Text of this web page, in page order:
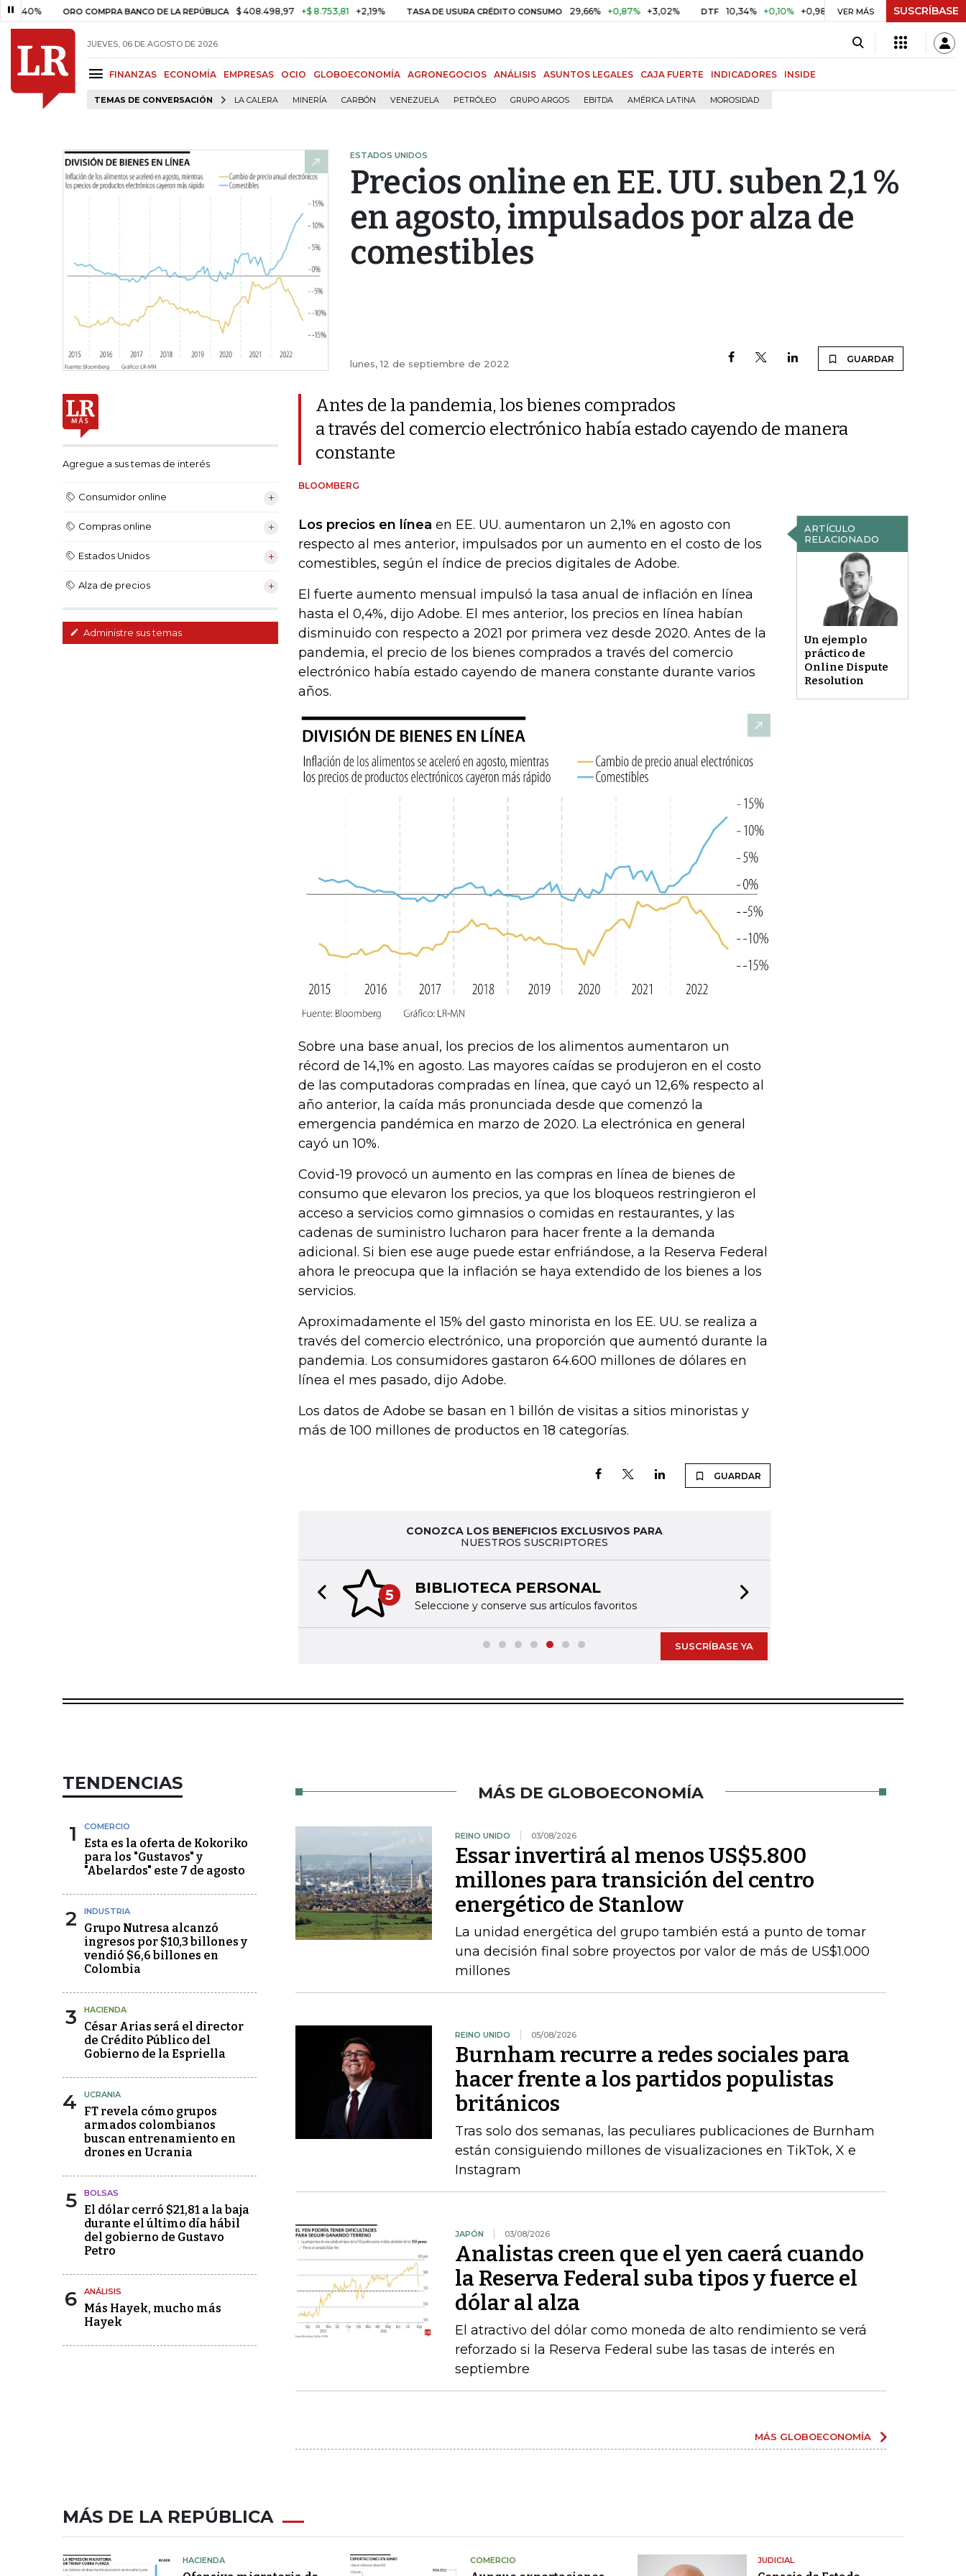
ORO COMPRA BANCO DE LA REPÚBLICA $ 408.498,97 +$ 8.753,81 +2,19% TASA DE USURA CRÉDITO CONSUMO 29,66% +0,87% +3,02% DTF 10,34% +0,10% +0,98% UVR $ 416,86 +$ 0,05 +0,01%
VER MÁS SUSCRÍBASE
JUEVES, 06 DE AGOSTO DE 2026
FINANZAS ECONOMÍA EMPRESAS OCIO GLOBOECONOMÍA AGRONEGOCIOS ANÁLISIS ASUNTOS LEGALES CAJA FUERTE INDICADORES INSIDE
TEMAS DE CONVERSACIÓN LA CALERA MINERÍA CARBÓN VENEZUELA PETRÓLEO GRUPO ARGOS EBITDA AMÉRICA LATINA MOROSIDAD
ESTADOS UNIDOS
Precios online en EE. UU. suben 2,1 %
en agosto, impulsados ​​por alza de
comestibles
lunes, 12 de septiembre de 2022 GUARDAR
Agregue a sus temas de interés
Consumidor online
Compras online
Estados Unidos
Alza de precios
Administre sus temas
Antes de la pandemia, los bienes comprados
a través del comercio electrónico había estado cayendo de manera
constante
BLOOMBERG
ARTÍCULO
RELACIONADO
Un ejemplo
práctico de
Online Dispute
Resolution
Los precios en línea en EE. UU. aumentaron un 2,1% en agosto con
respecto al mes anterior, impulsados ​​por un aumento en el costo de los
comestibles, según el índice de precios digitales de Adobe.
El fuerte aumento mensual impulsó la tasa anual de inflación en línea
hasta el 0,4%, dijo Adobe. El mes anterior, los precios en línea habían
disminuido con respecto a 2021 por primera vez desde 2020. Antes de la
pandemia, el precio de los bienes comprados a través del comercio
electrónico había estado cayendo de manera constante durante varios
años.
Sobre una base anual, los precios de los alimentos aumentaron un
récord de 14,1% en agosto. Las mayores caídas se produjeron en el costo
de las computadoras compradas en línea, que cayó un 12,6% respecto al
año anterior, la caída más pronunciada desde que comenzó la
emergencia pandémica en marzo de 2020. La electrónica en general
cayó un 10%.
Covid-19 provocó un aumento en las compras en línea de bienes de
consumo que elevaron los precios, ya que los bloqueos restringieron el
acceso a servicios como gimnasios o comidas en restaurantes, y las
cadenas de suministro lucharon para hacer frente a la demanda
adicional. Si bien ese auge puede estar enfriándose, a la Reserva Federal
ahora le preocupa que la inflación se haya extendido de los bienes a los
servicios.
Aproximadamente el 15% del gasto minorista en los EE. UU. se realiza a
través del comercio electrónico, una proporción que aumentó durante la
pandemia. Los consumidores gastaron 64.600 millones de dólares en
línea el mes pasado, dijo Adobe.
Los datos de Adobe se basan en 1 billón de visitas a sitios minoristas y
más de 100 millones de productos en 18 categorías.
GUARDAR
CONOZCA LOS BENEFICIOS EXCLUSIVOS PARA
NUESTROS SUSCRIPTORES
5 BIBLIOTECA PERSONAL
Seleccione y conserve sus artículos favoritos
Previous slide
SUSCRÍBASE YA
TENDENCIAS
1 COMERCIO
Esta es la oferta de Kokoriko
para los "Gustavos" y
"Abelardos" este 7 de agosto
2 INDUSTRIA
Grupo Nutresa alcanzó
ingresos por $10,3 billones y
vendió $6,6 billones en
Colombia
3 HACIENDA
César Arias será el director
de Crédito Público del
Gobierno de la Espriella
4 UCRANIA
FT revela cómo grupos
armados colombianos
buscan entrenamiento en
drones en Ucrania
5 BOLSAS
El dólar cerró $21,81 a la baja
durante el último día hábil
del gobierno de Gustavo
Petro
6 ANÁLISIS
Más Hayek, mucho más
Hayek
MÁS DE GLOBOECONOMÍA
REINO UNIDO 03/08/2026
Essar invertirá al menos US$5.800
millones para transición del centro
energético de Stanlow
La unidad energética del grupo también está a punto de tomar
una decisión final sobre proyectos por valor de más de US$1.000
millones
REINO UNIDO 05/08/2026
Burnham recurre a redes sociales para
hacer frente a los partidos populistas
británicos
Tras solo dos semanas, las peculiares publicaciones de Burnham
están consiguiendo millones de visualizaciones en TikTok, X e
Instagram
JAPÓN 03/08/2026
Analistas creen que el yen caerá cuando
la Reserva Federal suba tipos y fuerce el
dólar al alza
El atractivo del dólar como moneda de alto rendimiento se verá
reforzado si la Reserva Federal sube las tasas de interés en
septiembre
MÁS GLOBOECONOMÍA
MÁS DE LA REPÚBLICA
HACIENDA COMERCIO JUDICIAL